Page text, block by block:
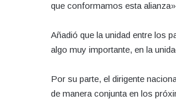
que conformamos esta
Añadió que la unidad entre los
algo muy importante, en la
Por su parte, el dirigente
de manera conjunta en los